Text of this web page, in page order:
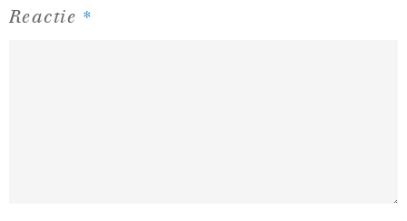
Reactie *